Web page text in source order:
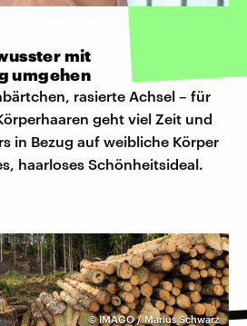
mit
umgehen
rasierte Achsel – für
geht viel Zeit und
in Bezug auf weibliche Körper
haarloses Schönheitsideal.
©IMAGO / Marius Schwarz